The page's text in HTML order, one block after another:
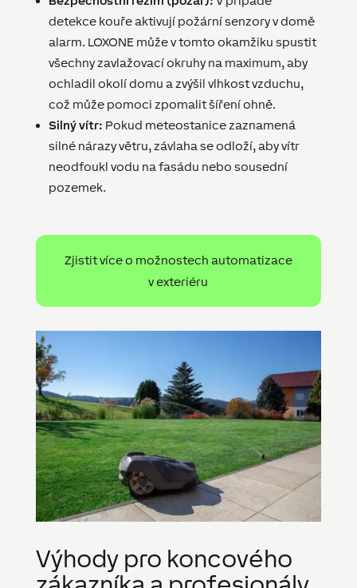
detekce kouře aktivují požární senzory v domě
alarm. LOXONE může v tomto okamžiku spustit
všechny zavlažovací okruhy na maximum, aby
ochladil okolí domu a zvýšil vlhkost vzduchu,
což může pomoci zpomalit šíření ohně.
Silný vítr: Pokud meteostanice zaznamená
silné nárazy větru, závlaha se odloží, aby vítr
neodfoukl vodu na fasádu nebo sousední
pozemek.
Zjistit více o možnostech automatizace
v exteriéru
Výhody pro koncového